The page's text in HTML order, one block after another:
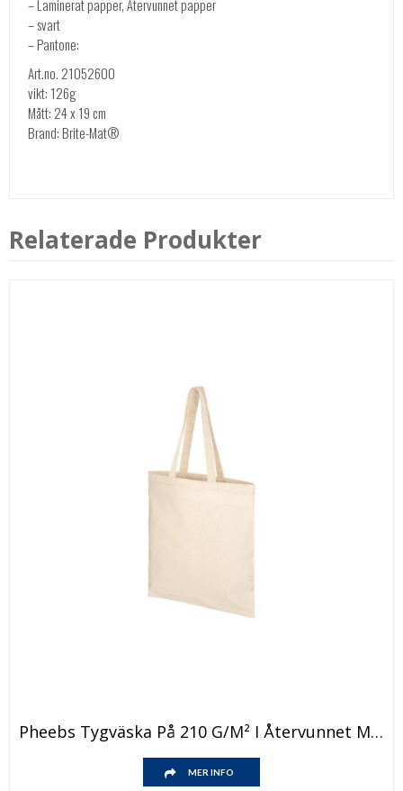
– Laminerat papper, Återvunnet papper
– svart
– Pantone:
Art.no. 21052600
vikt: 126g
Mått: 24 x 19 cm
Brand: Brite-Mat®
Relaterade Produkter
Den
här
produkten
har
Pheebs Tygväska På 210 G/m² I Återvunnet Material
Den
här
MER INFO